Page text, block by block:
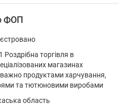
ФОП
Роздрібна торгівля в
магазинах
продуктами харчування,
та тютюновими виробами
область